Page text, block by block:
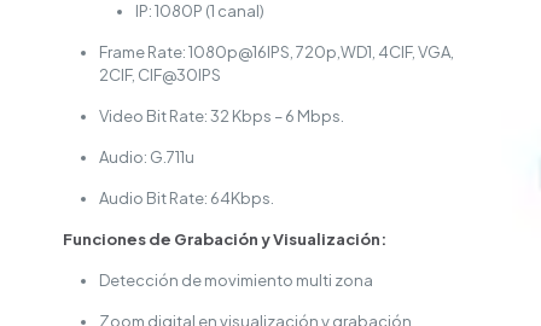
IP: 1080P (1 canal)
Frame Rate: 1080p@16IPS, 720p,WD1, 4CIF, VGA,
2CIF, CIF@30IPS
Video Bit Rate: 32 Kbps – 6 Mbps.
Audio: G.711u
Audio Bit Rate: 64Kbps.
Funciones de Grabación y Visualización:
Detección de movimiento multi zona
Zoom digital en visualización y grabación